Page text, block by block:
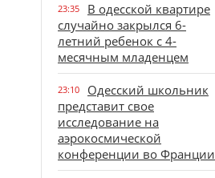
23:35
В одесской квартире
случайно закрылся 6-
летний ребенок с 4-
месячным младенцем
23:10
Одесский школьник
представит свое
исследование на
аэрокосмической
конференции во Франции